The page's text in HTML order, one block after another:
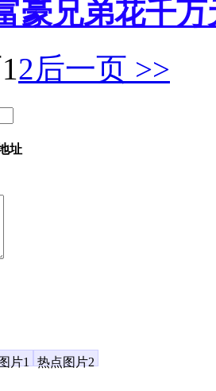
豪兄弟花千
12后一页 >>
址
片1 热点图片2